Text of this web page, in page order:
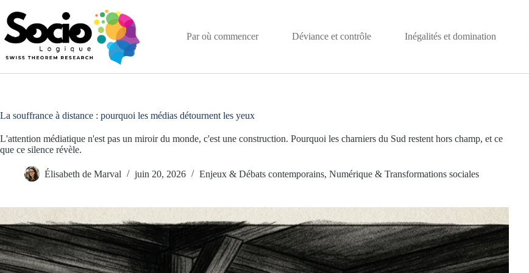
au
contenu
Par où commencer
Déviance et contrôle Inégalités et domination
La souffrance à distance : pourquoi les médias détournent les yeux
L'attention médiatique n'est pas un miroir du monde, c'est une construction. Pourquoi les charniers du Sud restent hors champ, et ce
que ce silence révèle.
Élisabeth de Marval juin 20, 2026 Enjeux & Débats contemporains, Numérique & Transformations sociales